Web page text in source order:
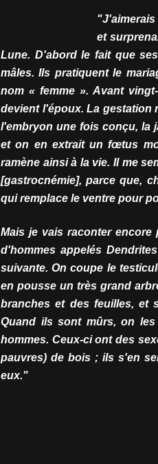
et
Lune. D'abord le fait que
mâles. Ils pratiquent le
nom « femme ». Avant
devient l'époux. La gestation
l'embryon une fois conçu, la
et on en extrait un fœtus
ramène ainsi à la vie. Il me
[gastrocnémie], parce que,
qui remplace le ventre pour
Mais je vais raconter
d'hommes appelés
suivante. On coupe le
en pousse un très grand
branches et des feuilles, et
Quand ils sont mûrs, on
hommes. Ceux-ci ont des
pauvres) de bois ; ils s'en
eux."